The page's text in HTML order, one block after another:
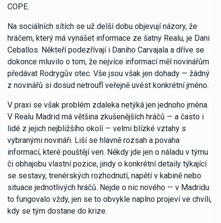
COPE.
Na sociálních sítích se už delší dobu objevují názory, že
hráčem, který má vynášet informace ze šatny Realu, je Dani
Ceballos. Někteří podezřívají i Daniho Carvajala a dříve se
dokonce mluvilo o tom, že nejvíce informací měl novinářům
předávat Rodrygův otec. Vše jsou však jen dohady — žádný
z novinářů si dosud netroufl veřejně uvést konkrétní jméno.
V praxi se však problém zdaleka netýká jen jednoho jména.
V Realu Madrid má většina zkušenějších hráčů — a často i
lidé z jejich nejbližšího okolí — velmi blízké vztahy s
vybranými novináři. Liší se hlavně rozsah a povaha
informací, které pouštějí ven. Někdy jde jen o náladu v týmu
či obhajobu vlastní pozice, jindy o konkrétní detaily týkající
se sestavy, trenérských rozhodnutí, napětí v kabině nebo
situace jednotlivých hráčů. Nejde o nic nového — v Madridu
to fungovalo vždy, jen se to obvykle naplno projeví ve chvíli,
kdy se tým dostane do krize.